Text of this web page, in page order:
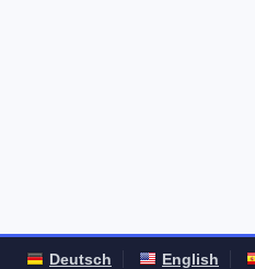
Deutsch English